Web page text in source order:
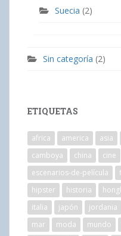
Suecia (2)
Sin categoría (2)
ETIQUETAS
africa america asia
camboya
china cine
escenarios-de-película
hipster
historia
italia
japón jordania
mar
moda mundo